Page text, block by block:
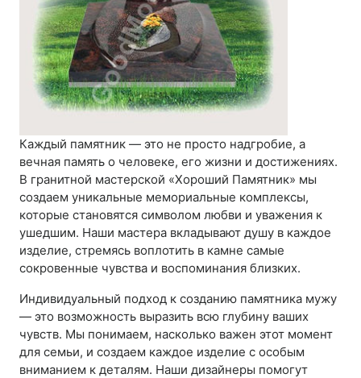
Каждый памятник — это не просто надгробие, а
вечная память о человеке, его жизни и достижениях.
В гранитной мастерской «Хороший Памятник» мы
создаем уникальные мемориальные комплексы,
которые становятся символом любви и уважения к
ушедшим. Наши мастера вкладывают душу в каждое
изделие, стремясь воплотить в камне самые
сокровенные чувства и воспоминания близких.
Индивидуальный подход к созданию памятника мужу
— это возможность выразить всю глубину ваших
чувств. Мы понимаем, насколько важен этот момент
для семьи, и создаем каждое изделие с особым
вниманием к деталям. Наши дизайнеры помогут